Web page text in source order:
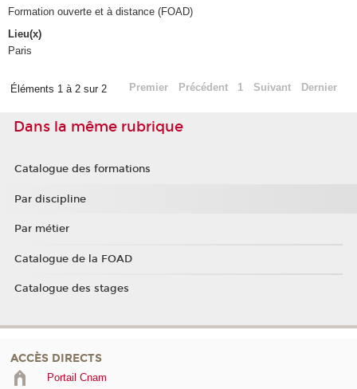
Formation ouverte et à distance (FOAD)
Lieu(x)
Paris
Éléments 1 à 2 sur 2 Premier Précédent 1 Suivant Dernier
Dans la même rubrique
Catalogue des formations
Par discipline
Par métier
Catalogue de la FOAD
Catalogue des stages
ACCÈS DIRECTS
Portail Cnam